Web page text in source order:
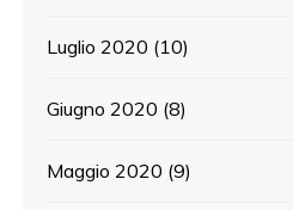
Luglio 2020 (10)
Giugno 2020 (8)
Maggio 2020 (9)